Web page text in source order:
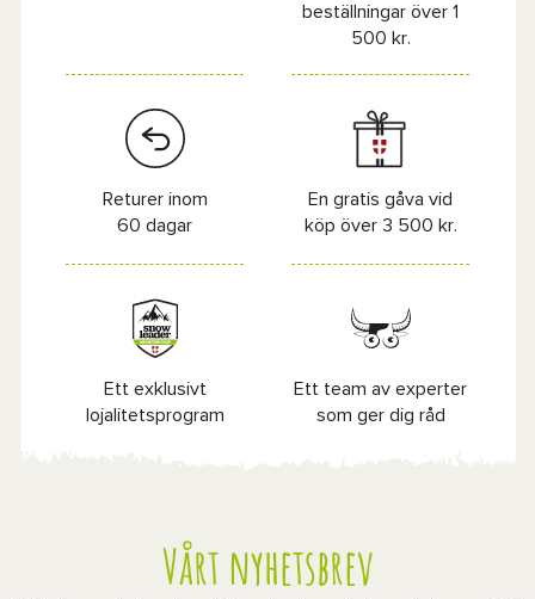
beställningar över 1
500 kr.
Returer inom
60 dagar
En gratis gåva vid
köp över 3 500 kr.
Ett exklusivt
lojalitetsprogram
Ett team av experter
som ger dig råd
Vårt nyhetsbrev